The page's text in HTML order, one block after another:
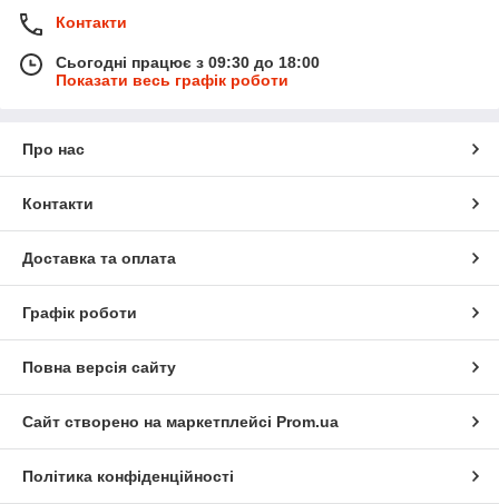
Контакти
Сьогодні працює з 09:30 до 18:00
Показати весь графік роботи
Про нас
Контакти
Доставка та оплата
Графік роботи
Повна версія сайту
Сайт створено на маркетплейсі Prom.ua
Політика конфіденційності